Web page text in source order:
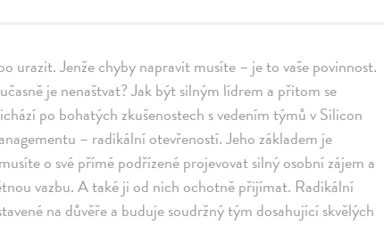
urazit. Jenže chyby napravit musíte – je to vaše povinnost.
je nenaštvat? Jak být silným lídrem a přitom se
po bohatých zkušenostech s vedením týmů v Silicon
– radikální otevřeností. Jeho základem je
o své přímé podřízené projevovat silný osobní zájem a
vazbu. A také ji od nich ochotně přijímat. Radikální
na důvěře a buduje soudržný tým dosahující skvělých